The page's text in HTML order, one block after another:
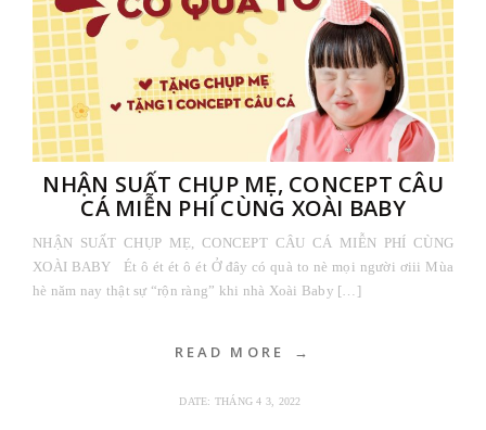
NHẬN SUẤT CHỤP MẸ, CONCEPT CÂU
CÁ MIỄN PHÍ CÙNG XOÀI BABY
NHẬN SUẤT CHỤP MẸ, CONCEPT CÂU CÁ MIỄN PHÍ CÙNG
XOÀI BABY Ét ô ét ét ô ét Ở đây có quà to nè mọi người ơiii Mùa
hè năm nay thật sự “rộn ràng” khi nhà Xoài Baby […]
READ MORE
DATE: THÁNG 4 3, 2022